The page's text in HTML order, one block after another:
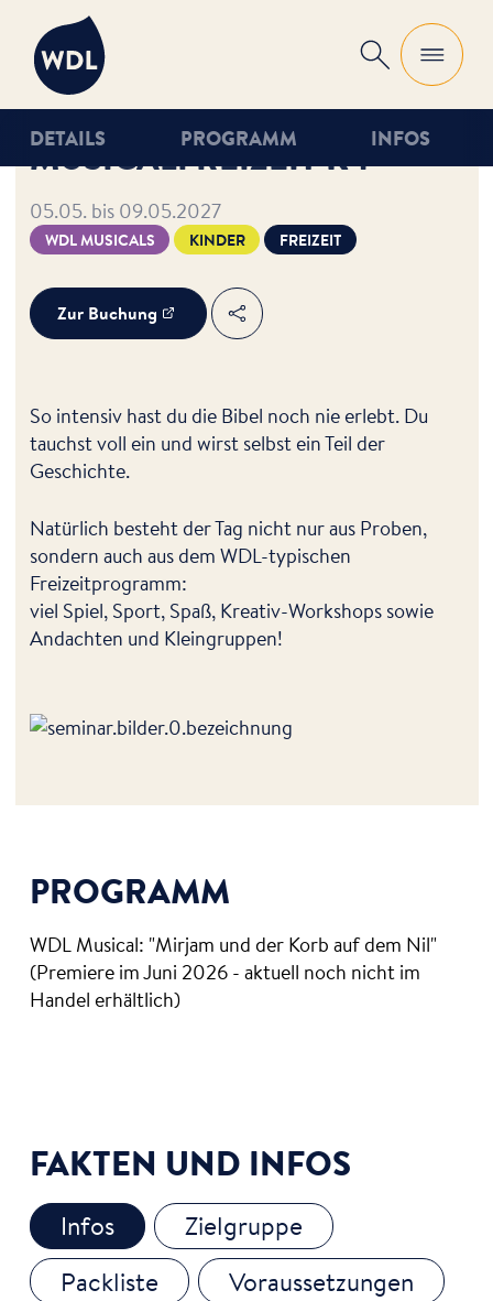
WDL
Suche
DETAILS PROGRAMM INFOS
MUSICALFREIZEIT K4
05.05. bis 09.05.2027
WDL MUSICALS KINDER FREIZEIT
Zur Buchung Teilen
So intensiv hast du die Bibel noch nie erlebt. Du
tauchst voll ein und wirst selbst ein Teil der
Geschichte.
Natürlich besteht der Tag nicht nur aus Proben,
sondern auch aus dem WDL-typischen
Freizeitprogramm:
viel Spiel, Sport, Spaß, Kreativ-Workshops sowie
Andachten und Kleingruppen!
PROGRAMM
WDL Musical: "Mirjam und der Korb auf dem Nil"
(Premiere im Juni 2026 - aktuell noch nicht im
Handel erhältlich)
FAKTEN UND INFOS
Infos
Zielgruppe
Packliste
Voraussetzungen